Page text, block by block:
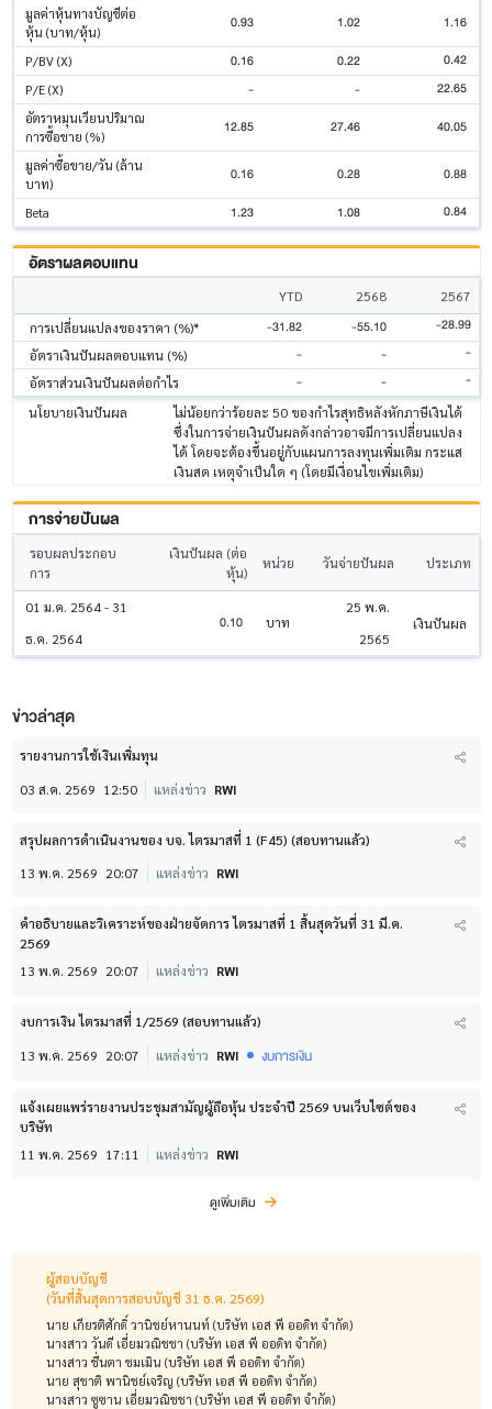
มูลค่าหุ้นทางบัญชีต่อ
หุ้น (บาท/หุ้น)
0.93 1.02 1.16
P/BV (X) 0.16 0.22 0.42
P/E (X) - - 22.65
อัตราหมุนเวียนปริมาณ
การซื้อขาย (%)
12.85 27.46 40.05
มูลค่าซื้อขาย/วัน (ล้าน
บาท)
0.16 0.28 0.88
Beta 1.23 1.08 0.84
อัตราผลตอบแทน
YTD 2568
2567
การเปลี่ยนแปลงของราคา (%)*
-31.82 -55.10 -28.99
อัตราเงินปันผลตอบแทน (%) - - -
อัตราส่วนเงินปันผลต่อกำไร - - -
นโยบายเงินปันผล
ไม่น้อยกว่าร้อยละ 50 ของกำไรสุทธิหลังหักภาษีเงินได้
ซึ่งในการจ่ายเงินปันผลดังกล่าวอาจมีการเปลี่ยนแปลง
ได้ โดยจะต้องขึ้นอยู่กับแผนการลงทุนเพิ่มเติม กระแส
เงินสด เหตุจำเป็นใด ๆ (โดยมีเงื่อนไขเพิ่มเติม)
การจ่ายปันผล
รอบผลประกอบ
การ
เงินปันผล (ต่อ
หุ้น)
หน่วย วันจ่ายปันผล ประเภท
01 ม.ค. 2564 - 31
ธ.ค. 2564
0.10 บาท
25 พ.ค.
2565
เงินปันผล
ข่าวล่าสุด
รายงานการใช้เงินเพิ่มทุน
03 ส.ค. 2569 12:50 แหล่งข่าว RWI
สรุปผลการดำเนินงานของ บจ. ไตรมาสที่ 1 (F45) (สอบทานแล้ว)
13 พ.ค. 2569 20:07 แหล่งข่าว RWI
คำอธิบายและวิเคราะห์ของฝ่ายจัดการ ไตรมาสที่ 1 สิ้นสุดวันที่ 31 มี.ค.
2569
13 พ.ค. 2569 20:07 แหล่งข่าว RWI
งบการเงิน ไตรมาสที่ 1/2569 (สอบทานแล้ว)
13 พ.ค. 2569 20:07 แหล่งข่าว RWI งบการเงิน
แจ้งเผยแพร่รายงานประชุมสามัญผู้ถือหุ้น ประจำปี 2569 บนเว็บไซต์ของ
บริษัท
11 พ.ค. 2569 17:11 แหล่งข่าว RWI
ดูเพิ่มเติม
ผู้สอบบัญชี
(วันที่สิ้นสุดการสอบบัญชี 31 ธ.ค. 2569)
นาย เกียรติศักดิ์ วานิชย์หานนท์ (บริษัท เอส พี ออดิท จำกัด)
นางสาว วันดี เอี่ยมวณิชชา (บริษัท เอส พี ออดิท จำกัด)
นางสาว ชื่นตา ชมเมิน (บริษัท เอส พี ออดิท จำกัด)
นาย สุชาติ พานิชย์เจริญ (บริษัท เอส พี ออดิท จำกัด)
นางสาว ซูซาน เอี่ยมวณิชชา (บริษัท เอส พี ออดิท จำกัด)